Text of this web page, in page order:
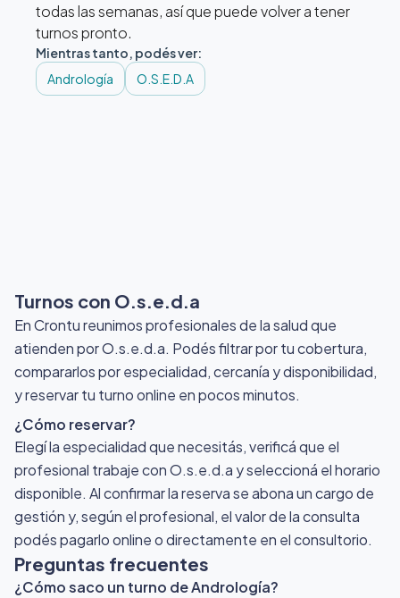
todas las semanas, así que puede volver a tener
turnos pronto.
Mientras tanto, podés ver:
Andrología
O.S.E.D.A
Turnos con O.s.e.d.a
En Crontu reunimos profesionales de la salud que
atienden por O.s.e.d.a. Podés filtrar por tu cobertura,
compararlos por especialidad, cercanía y disponibilidad,
y reservar tu turno online en pocos minutos.
¿Cómo reservar?
Elegí la especialidad que necesitás, verificá que el
profesional trabaje con O.s.e.d.a y seleccioná el horario
disponible. Al confirmar la reserva se abona un cargo de
gestión y, según el profesional, el valor de la consulta
podés pagarlo online o directamente en el consultorio.
Preguntas frecuentes
¿Cómo saco un turno de Andrología?